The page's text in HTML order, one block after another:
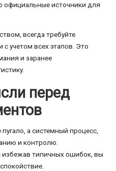
официальные источники для
всегда требуйте
учетом всех этапов. Это
и заранее
перед
а системный процесс,
и контролю.
избежав типичных ошибок, вы